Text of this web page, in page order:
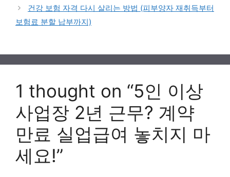
건강 보험 자격 다시 살리는 방법 (피부양자 재취득부터
보험료 분할 납부까지)
1 thought on “5인 이상
사업장 2년 근무? 계약
만료 실업급여 놓치지 마
세요!”